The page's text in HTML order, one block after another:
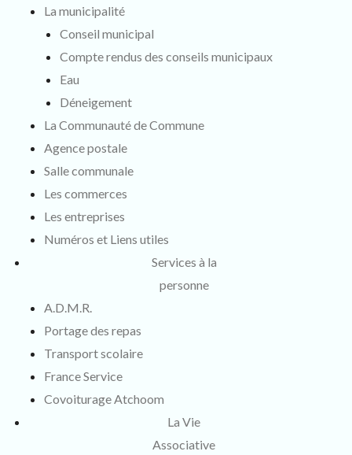
La municipalité
Conseil municipal
Compte rendus des conseils municipaux
Eau
Déneigement
La Communauté de Commune
Agence postale
Salle communale
Les commerces
Les entreprises
Numéros et Liens utiles
Services à la
personne
A.D.M.R.
Portage des repas
Transport scolaire
France Service
Covoiturage Atchoom
La Vie
Associative